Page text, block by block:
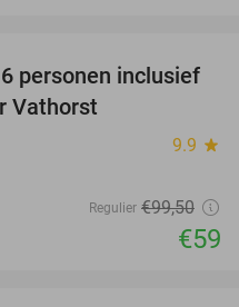
41%
personen inclusief
Vathorst
9.9 star
Regulier €99,50
€59